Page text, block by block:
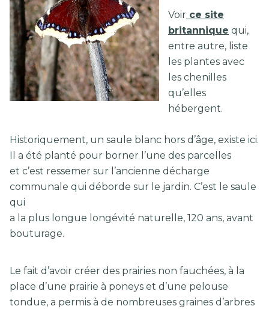
Voir ce site
britannique qui,
entre autre, liste
les plantes avec
les chenilles
qu’elles
hébergent.
Historiquement, un saule blanc hors d’âge, existe ici.
Il a été planté pour borner l’une des parcelles
et c’est ressemer sur l’ancienne décharge
communale qui déborde sur le jardin. C’est le saule
qui
a la plus longue longévité naturelle, 120 ans, avant
bouturage.
Le fait d’avoir créer des prairies non fauchées, à la
place d’une prairie à poneys et d’une pelouse
tondue, a permis à de nombreuses graines d’arbres